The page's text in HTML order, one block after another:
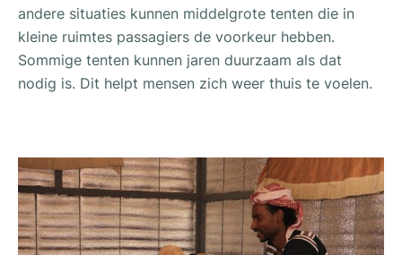
andere situaties kunnen middelgrote tenten die in
kleine ruimtes passagiers de voorkeur hebben.
Sommige tenten kunnen jaren duurzaam als dat
nodig is. Dit helpt mensen zich weer thuis te voelen.